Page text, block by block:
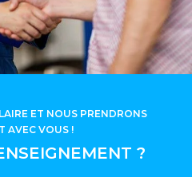
?
ET NOUS PRENDRONS
AVEC VOUS !